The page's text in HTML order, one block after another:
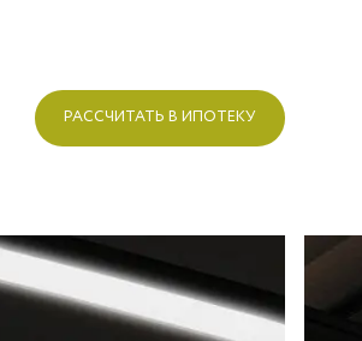
РАССЧИТАТЬ В ИПОТЕКУ